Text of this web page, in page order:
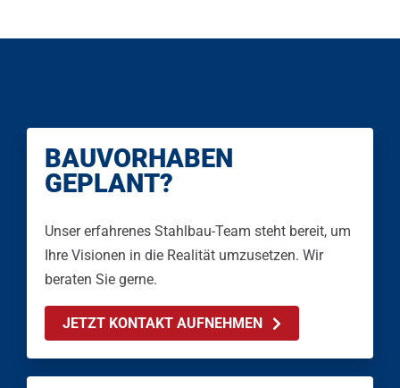
BAUVORHABEN
GEPLANT?
Unser erfahrenes Stahlbau-Team steht bereit, um
Ihre Visionen in die Realität umzusetzen. Wir
beraten Sie gerne.
JETZT KONTAKT AUFNEHMEN